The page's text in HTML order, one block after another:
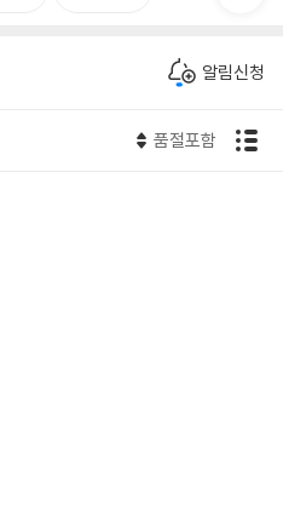
알림신청
품절포함